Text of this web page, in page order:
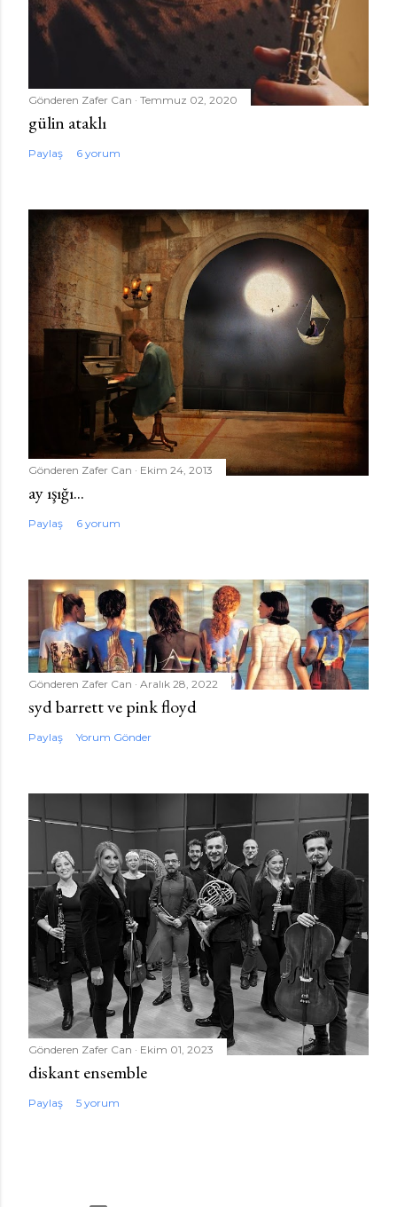
Gönderen Zafer Can Temmuz 02, 2020
gülin ataklı
Paylaş 6 yorum
Gönderen Zafer Can Ekim 24, 2013
ay ışığı...
Paylaş 6 yorum
Gönderen Zafer Can Aralık 28, 2022
syd barrett ve pink floyd
Paylaş Yorum Gönder
Gönderen Zafer Can Ekim 01, 2023
diskant ensemble
Paylaş 5 yorum